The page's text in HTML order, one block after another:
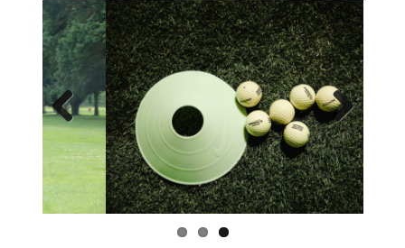
Previous Next